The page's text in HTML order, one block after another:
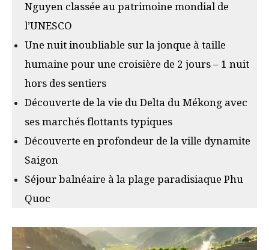
Nguyen classée au patrimoine mondial de
l’UNESCO
Une nuit inoubliable sur la jonque à taille
humaine pour une croisière de 2 jours – 1 nuit
hors des sentiers
Découverte de la vie du Delta du Mékong avec
ses marchés flottants typiques
Découverte en profondeur de la ville dynamite
Saigon
Séjour balnéaire à la plage paradisiaque Phu
Quoc